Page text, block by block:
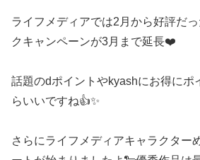
ライフメディアでは2月から好評だ
クキャンペーンが3月まで延長❤️
話題のdポイントやkyashにお得にポ
らいいですね👍✨
さらにライフメディアキャラクター